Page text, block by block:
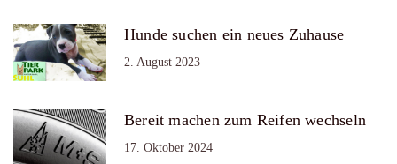
Hunde suchen ein neues Zuhause
2. August 2023
Bereit machen zum Reifen wechseln
17. Oktober 2024